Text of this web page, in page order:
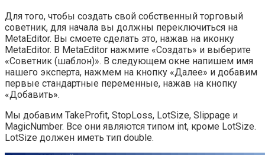
Для того, чтобы создать свой собственный торговый
советник, для начала вы должны переключиться на
MetaEditor. Вы смоете сделать это, нажав на иконку
MetaEditor. В MetaEditor нажмите «Создать» и выберите
«Советник (шаблон)». В следующем окне напишем имя
нашего эксперта, нажмем на кнопку «Далее» и добавим
первые стандартные переменные, нажав на кнопку
«Добавить».
Мы добавим TakeProfit, StopLoss, LotSize, Slippage и
MagicNumber. Все они являются типом int, кроме LotSize.
LotSize должен иметь тип double.